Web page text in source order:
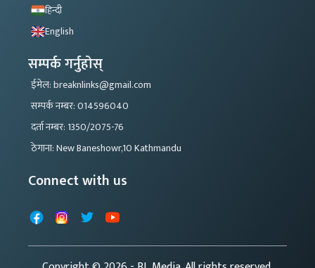
हिन्दी
English
सम्पर्क गर्नुहोस्
ईमेल: breaknlinks@gmail.com
सम्पर्क नम्बर: 014596040
दर्ता नम्बर: 1350/2075-76
ठेगाना: New Baneshowr,10 Kathmandu
Connect with us
FacebookInstagram
X YouTube